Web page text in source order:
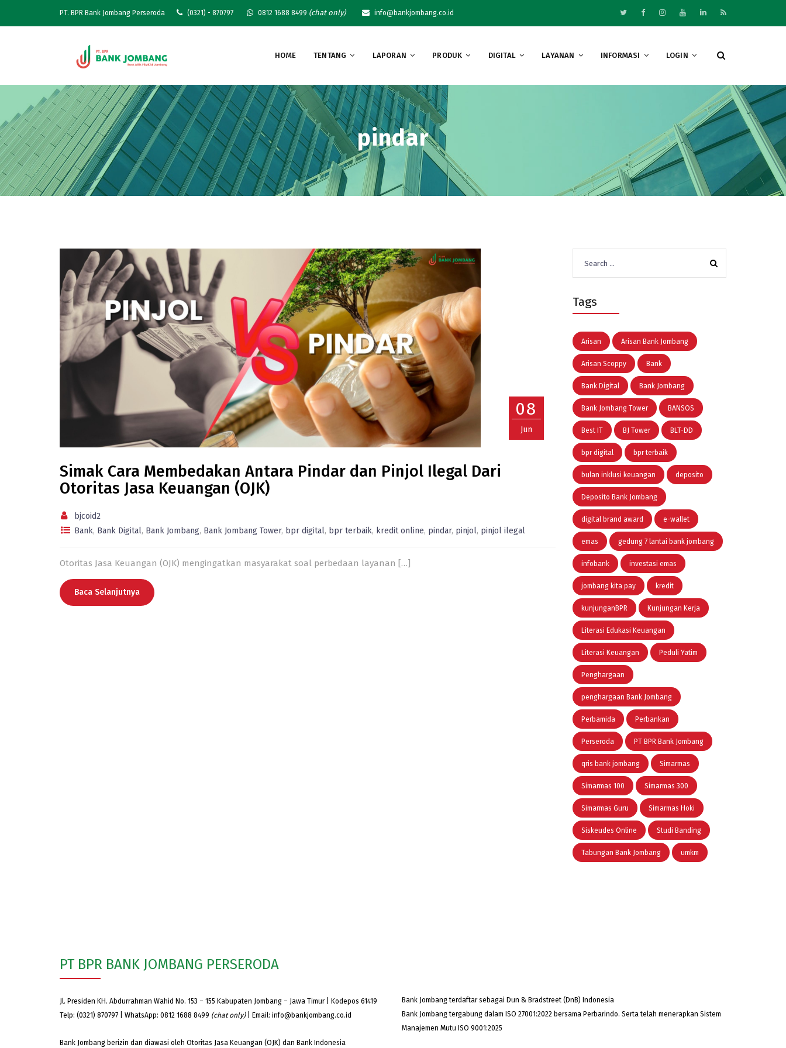
PT. BPR Bank Jombang Perseroda (0321) - 870797 0812 1688 8499 (chat only) info@bankjombang.co.id
HOME TENTANG LAPORAN PRODUK DIGITAL LAYANAN INFORMASI LOGIN
pindar
08
Jun
Simak Cara Membedakan Antara Pindar dan Pinjol Ilegal Dari
Otoritas Jasa Keuangan (OJK)
bjcoid2
Bank, Bank Digital, Bank Jombang, Bank Jombang Tower, bpr digital, bpr terbaik, kredit online, pindar, pinjol, pinjol ilegal
Otoritas Jasa Keuangan (OJK) mengingatkan masyarakat soal perbedaan layanan […]
Baca Selanjutnya
for:
Tags
Arisan Arisan Bank Jombang
Arisan Scoppy Bank
Bank Digital Bank Jombang
Bank Jombang Tower BANSOS
Best IT BJ Tower BLT-DD
bpr digital bpr terbaik
bulan inklusi keuangan deposito
Deposito Bank Jombang
digital brand award e-wallet
emas gedung 7 lantai bank jombang
infobank investasi emas
jombang kita pay kredit
kunjunganBPR Kunjungan Kerja
Literasi Edukasi Keuangan
Literasi Keuangan Peduli Yatim
Penghargaan
penghargaan Bank Jombang
Perbamida Perbankan
Perseroda PT BPR Bank Jombang
qris bank jombang Simarmas
Simarmas 100 Simarmas 300
Simarmas Guru Simarmas Hoki
Siskeudes Online Studi Banding
Tabungan Bank Jombang umkm
PT BPR BANK JOMBANG PERSERODA
Jl. Presiden KH. Abdurrahman Wahid No. 153 – 155 Kabupaten Jombang – Jawa Timur | Kodepos 61419
Telp: (0321) 870797 | WhatsApp: 0812 1688 8499 (chat only)| Email: info@bankjombang.co.id
Bank Jombang berizin dan diawasi oleh Otoritas Jasa Keuangan (OJK) dan Bank Indonesia
Bank Jombang terdaftar sebagai Dun & Bradstreet (DnB) Indonesia
Bank Jombang tergabung dalam ISO 27001:2022 bersama Perbarindo. Serta telah menerapkan Sistem
Manajemen Mutu ISO 9001:2025